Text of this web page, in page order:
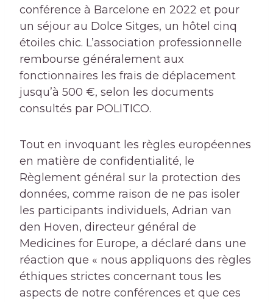
conférence à Barcelone en 2022 et pour
un séjour au Dolce Sitges, un hôtel cinq
étoiles chic. L’association professionnelle
rembourse généralement aux
fonctionnaires les frais de déplacement
jusqu’à 500 €, selon les documents
consultés par POLITICO.
Tout en invoquant les règles européennes
en matière de confidentialité, le
Règlement général sur la protection des
données, comme raison de ne pas isoler
les participants individuels, Adrian van
den Hoven, directeur général de
Medicines for Europe, a déclaré dans une
réaction que « nous appliquons des règles
éthiques strictes concernant tous les
aspects de notre conférences et que ces